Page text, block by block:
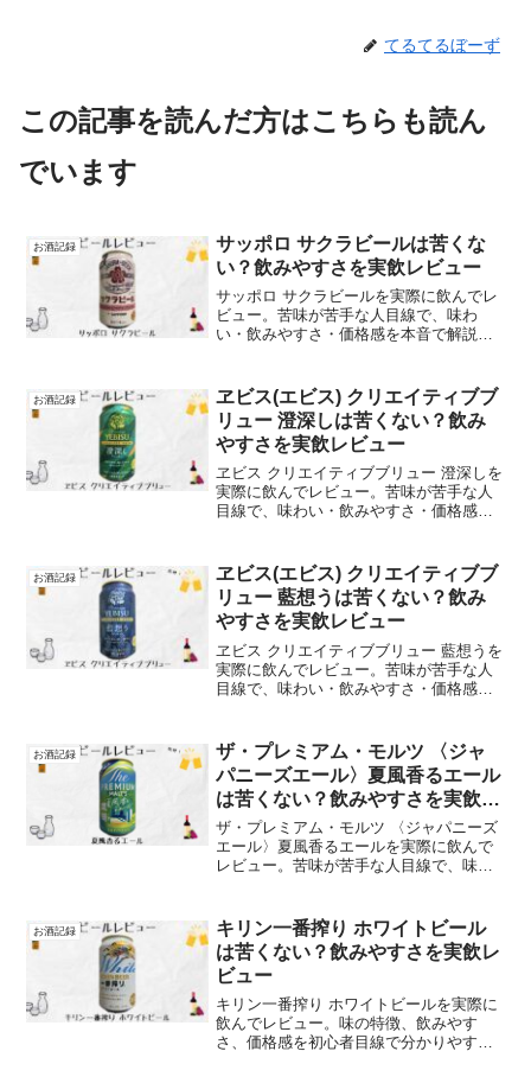
てるてるぼーず
この記事を読んだ方はこちらも読ん
でいます
お酒記録
サッポロ サクラビールは苦くな
い？飲みやすさを実飲レビュー
サッポロ サクラビールを実際に飲んでレ
ビュー。苦味が苦手な人目線で、味わ
い・飲みやすさ・価格感を本音で解説し
お酒記録
ヱビス(エビス) クリエイティブブ
リュー 澄深しは苦くない？飲み
やすさを実飲レビュー
ヱビス クリエイティブブリュー 澄深しを
実際に飲んでレビュー。苦味が苦手な人
目線で、味わい・飲みやすさ・価格感を
お酒記録
ヱビス(エビス) クリエイティブブ
リュー 藍想うは苦くない？飲み
やすさを実飲レビュー
ヱビス クリエイティブブリュー 藍想うを
実際に飲んでレビュー。苦味が苦手な人
目線で、味わい・飲みやすさ・価格感を
お酒記録
ザ・プレミアム・モルツ 〈ジャ
パニーズエール〉夏風香るエール
は苦くない？飲みやすさを実飲レ
ビュー
ザ・プレミアム・モルツ 〈ジャパニーズ
エール〉夏風香るエールを実際に飲んで
レビュー。苦味が苦手な人目線で、味わ
お酒記録
キリン一番搾り ホワイトビール
は苦くない？飲みやすさを実飲レ
ビュー
キリン一番搾り ホワイトビールを実際に
飲んでレビュー。味の特徴、飲みやす
さ、価格感を初心者目線で分かりやすく